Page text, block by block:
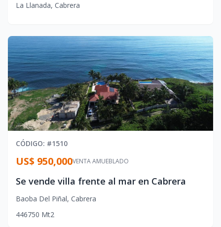
La Llanada, Cabrera
CÓDIGO: #1510
VENTA AMUEBLADO
US$ 950,000
Se vende villa frente al mar en Cabrera
Baoba Del Piñal, Cabrera
446750 Mt2